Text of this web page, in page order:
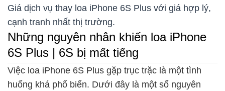
Giá dịch vụ thay loa iPhone 6S Plus với giá hợp lý,
cạnh tranh nhất thị trường.
Những nguyên nhân khiến loa iPhone
6S Plus | 6S bị mất tiếng
Việc loa iPhone 6S Plus gặp trục trặc là một tình
huống khá phổ biến. Dưới đây là một số nguyên